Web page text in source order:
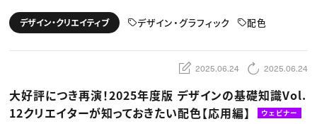
動画配信・映像制作
編集・ライティング
ディレクション
TOP Creator’s コラム トップ
Webクリエイター
ゲームクリエイター
クリエイターインタビュー
C＆R Magazine
セミナー
ニュース・トレンド トップ
Web
映像
デザイン・クリエイティブ デザイン・グラフィック 配色
2025.06.24 2025.06.24
大好評につき再演！2025年度版 デザインの基礎知識Vol.
12クリエイターが知っておきたい配色【応用編】
ウェビナー